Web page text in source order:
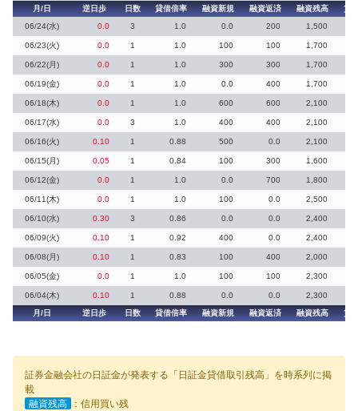
月/日
逆日歩 日数 貸借倍率 融資新規 融資返済 融資残高
貸
06/24(水)
0.0 3 1.0 0.0 200 1,500
06/23(火) 0.0 1 1.0 100 100 1,700
06/22(月) 0.0 1 1.0 300 300 1,700
06/19(金) 0.0 1 1.0 0.0 400 1,700
06/18(木) 0.0 1 1.0 600 600 2,100
06/17(水) 0.0 3 1.0 400 400 2,100
06/16(火) 0.10 1 0.88 500 0.0 2,100
06/15(月) 0.05 1 0.84 100 300 1,600
06/12(金) 0.0 1 1.0 0.0 700 1,800
06/11(木) 0.0 1 1.0 100 0.0 2,500
06/10(水) 0.30 3 0.86 0.0 0.0 2,400
06/09(火) 0.10 1 0.92 400 0.0 2,400
06/08(月) 0.10 1 0.83 100 400 2,000
06/05(金) 0.0 1 1.0 100 100 2,300
06/04(木) 0.10 1 0.88 0.0 0.0
2,300
月/日
逆日歩 日数 貸借倍率 融資新規 融資返済 融資残高 貸
証券金融会社の日証金が発表する「日証金貸借取引残高」を時系列に掲
載
融資残高
：信用買い残